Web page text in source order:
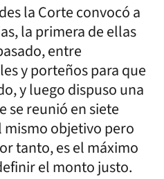
la Corte convocó a
la primera de ellas
entre
y porteños para que
y luego dispuso una
se reunió en siete
objetivo pero
tanto, es el máximo
el monto justo.